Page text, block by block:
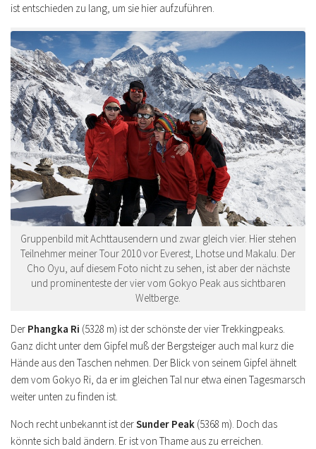
ist entschieden zu lang, um sie hier aufzuführen.
Gruppenbild mit Achttausendern und zwar gleich vier. Hier stehen
Teilnehmer meiner Tour 2010 vor Everest, Lhotse und Makalu. Der
Cho Oyu, auf diesem Foto nicht zu sehen, ist aber der nächste
und prominenteste der vier vom Gokyo Peak aus sichtbaren
Weltberge.
Der Phangka Ri (5328 m) ist der schönste der vier Trekkingpeaks.
Ganz dicht unter dem Gipfel muß der Bergsteiger auch mal kurz die
Hände aus den Taschen nehmen. Der Blick von seinem Gipfel ähnelt
dem vom Gokyo Ri, da er im gleichen Tal nur etwa einen Tagesmarsch
weiter unten zu finden ist.
Noch recht unbekannt ist derSunder Peak (5368 m). Doch das
könnte sich bald ändern. Er ist von Thame aus zu erreichen.